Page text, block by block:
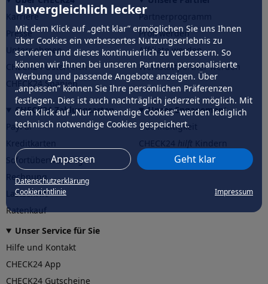
Unvergleichlich lecker
Mit dem Klick auf „geht klar” ermöglichen Sie uns Ihnen
über Cookies ein verbessertes Nutzungserlebnis zu
servieren und dieses kontinuierlich zu verbessern. So
können wir Ihnen bei unseren Partnern personalisierte
Werbung und passende Angebote anzeigen. Über
„anpassen” können Sie Ihre persönlichen Präferenzen
festlegen. Dies ist auch nachträglich jederzeit möglich. Mit
dem Klick auf „Nur notwendige Cookies” werden lediglich
technisch notwendige Cookies gespeichert.
Anpassen Geht klar
Datenschutzerklärung
Cookierichtlinie
Impressum
Karriere
Presse
Unternehmen
CHECK24 Österreich
CHECK24 Spanien
Partnerprogramm
Profi werden
Affiliate werden
Werkstattpartner werden
CHECK24 Zahlungsarten
PayPal
Sofortüberweisung
Rechnung
Lastschrift
Ratenkauf
Unser Engagement
Nachhaltigkeit
CHECK24hilftder Natur
Unser Service für Sie
Hilfe und Kontakt
CHECK24 App
CHECK24 Gutscheine